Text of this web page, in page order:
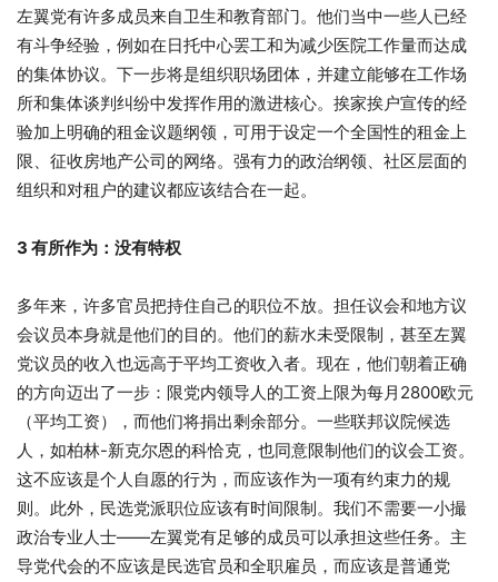
左翼党有许多成员来自卫生和教育部门。他们当中一些人已经
有斗争经验，例如在日托中心罢工和为减少医院工作量而达成
的集体协议。下一步将是组织职场团体，并建立能够在工作场
所和集体谈判纠纷中发挥作用的激进核心。挨家挨户宣传的经
验加上明确的租金议题纲领，可用于设定一个全国性的租金上
限、征收房地产公司的网络。强有力的政治纲领、社区层面的
组织和对租户的建议都应该结合在一起。
3 有所作为：没有特权
多年来，许多官员把持住自己的职位不放。担任议会和地方议
会议员本身就是他们的目的。他们的薪水未受限制，甚至左翼
党议员的收入也远高于平均工资收入者。现在，他们朝着正确
的方向迈出了一步：限党内领导人的工资上限为每月2800欧元
（平均工资），而他们将捐出剩余部分。一些联邦议院候选
人，如柏林-新克尔恩的科恰克，也同意限制他们的议会工资。
这不应该是个人自愿的行为，而应该作为一项有约束力的规
则。此外，民选党派职位应该有时间限制。我们不需要一小撮
政治专业人士——左翼党有足够的成员可以承担这些任务。主
导党代会的不应该是民选官员和全职雇员，而应该是普通党